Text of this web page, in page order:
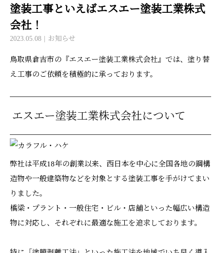
塗装工事といえばエスエー塗装工業株式
会社！
2023.05.08 お知らせ
鳥取県倉吉市の『エスエー塗装工業株式会社』では、塗り替
え工事のご依頼を積極的に承っております。
エスエー塗装工業株式会社について
弊社は平成18年の創業以来、西日本を中心に全国各地の鋼構
造物や一般建築物などを対象とする塗装工事を手がけてまい
りました。
橋梁・プラント・一般住宅・ビル・店舗といった幅広い構造
物に対応し、それぞれに最適な施工を追求しております。